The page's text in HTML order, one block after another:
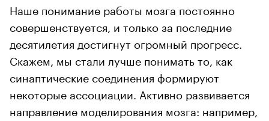
Наше понимание работы мозга постоянно
совершенствуется, и только за последние
десятилетия достигнут огромный прогресс.
Скажем, мы стали лучше понимать то, как
синаптические соединения формируют
некоторые ассоциации. Активно развивается
направление моделирования мозга: например,